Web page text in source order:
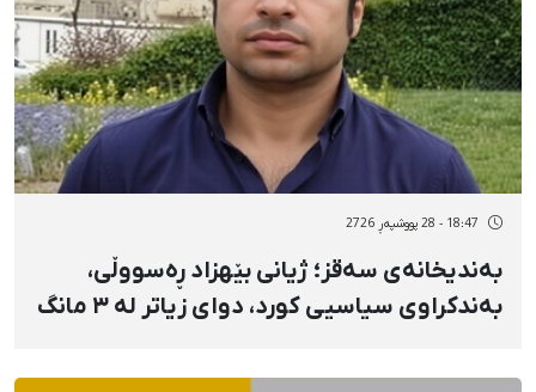
18:47 - 28 پووشپەڕ 2726
بەندیخانەی سەقز؛ ژیانی بێهزاد ڕەسووڵی،
بەندکراوی سیاسیی کورد، دوای زیاتر لە ٣ مانگ
جیددیدایە